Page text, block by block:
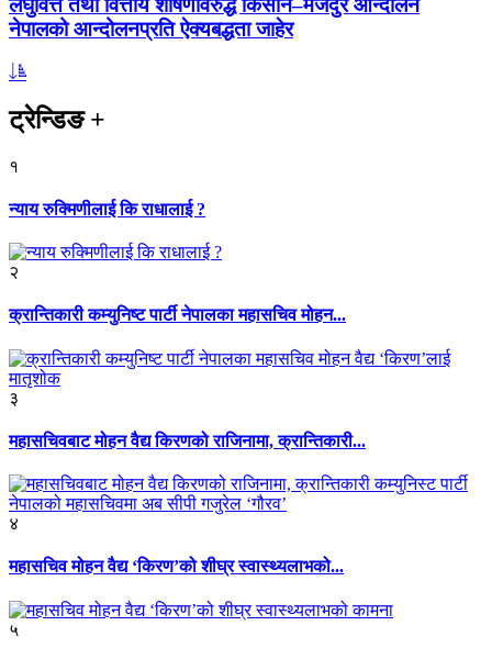
लघुवित्त तथा वित्तीय शोषणविरुद्ध किसान–मजदुर आन्दोलन
नेपालको आन्दोलनप्रति ऐक्यबद्धता जाहेर
ट्रेन्डिङ+
१
न्याय रुक्मिणीलाई कि राधालाई ?
२
क्रान्तिकारी कम्युनिष्ट पार्टी नेपालका महासचिव मोहन...
३
महासचिवबाट मोहन वैद्य किरणको राजिनामा, क्रान्तिकारी...
४
महासचिव मोहन वैद्य ‘किरण’को शीघ्र स्वास्थ्यलाभको...
५